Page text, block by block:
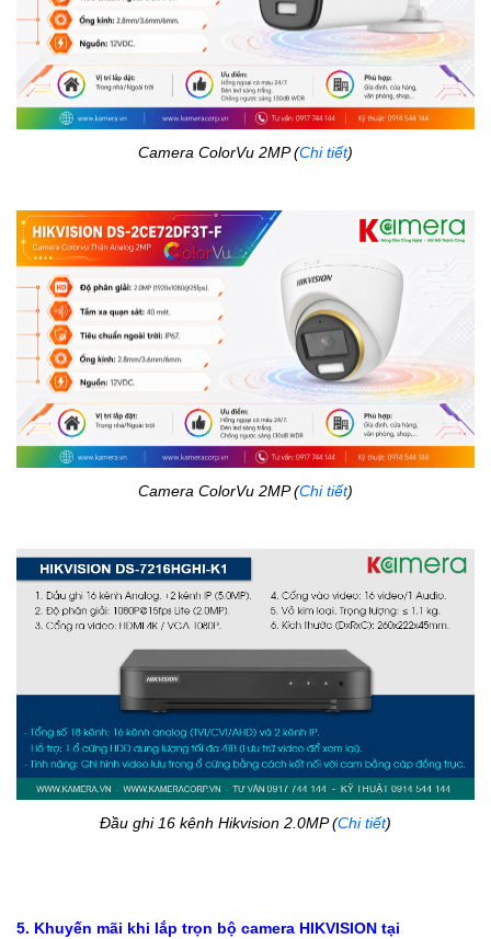
Camera ColorVu 2MP (Chi tiết)
Camera ColorVu 2MP (Chi tiết)
Đầu ghi 16 kênh Hikvision 2.0MP (Chi tiết)
5. Khuyến mãi khi lắp trọn bộ camera HIKVISION tại